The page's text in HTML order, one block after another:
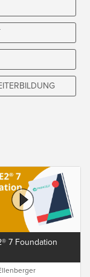
7 Foundation